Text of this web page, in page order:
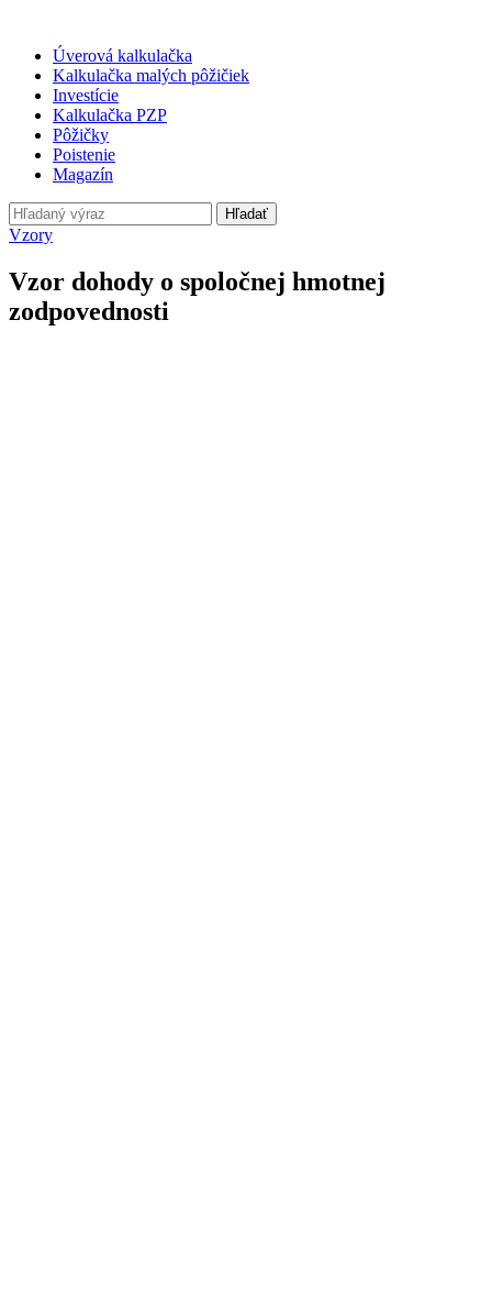
Úverová kalkulačka
Kalkulačka malých pôžičiek
Investície
Kalkulačka PZP
Pôžičky
Poistenie
Magazín
Hľadať
Vzory
Vzor dohody o spoločnej hmotnej
zodpovednosti